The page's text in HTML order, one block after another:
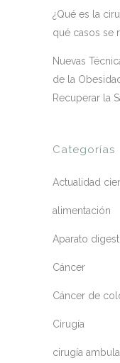
¿Qué es la
qué casos se
Nuevas
de la
Recuperar la
Categorías
Actualidad
alimentación
Aparato
Cáncer
Cáncer de
Cirugía
cirugía